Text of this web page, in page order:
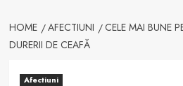
HOME AFECTIUNI
CELE MAI BUNE
DURERII DE CEAFĂ
Afectiuni